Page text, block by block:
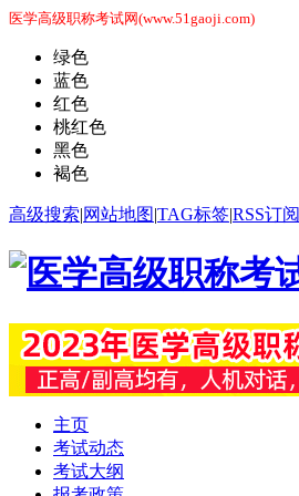
医学高级职称考试网(www.51gaoji.com)
绿色
蓝色
红色
桃红色
黑色
褐色
高级搜索|网站地图|TAG标签|RSS订阅
主页
考试动态
考试大纲